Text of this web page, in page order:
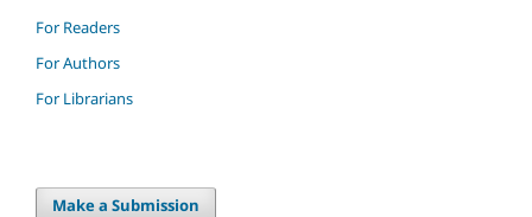
For Readers
For Authors
For Librarians
Make a Submission